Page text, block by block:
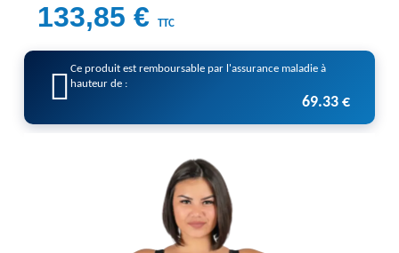
133,85 € TTC
Ce produit est remboursable par l'assurance maladie à
hauteur de :
69.33 €